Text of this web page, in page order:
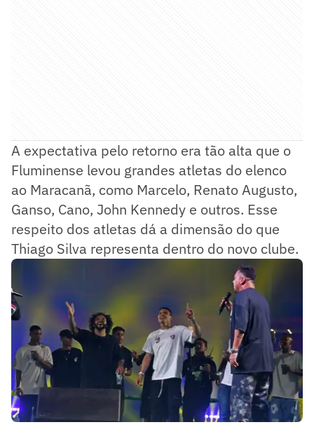
A expectativa pelo retorno era tão alta que o
Fluminense levou grandes atletas do elenco
ao Maracanã, como Marcelo, Renato Augusto,
Ganso, Cano, John Kennedy e outros. Esse
respeito dos atletas dá a dimensão do que
Thiago Silva representa dentro do novo clube.